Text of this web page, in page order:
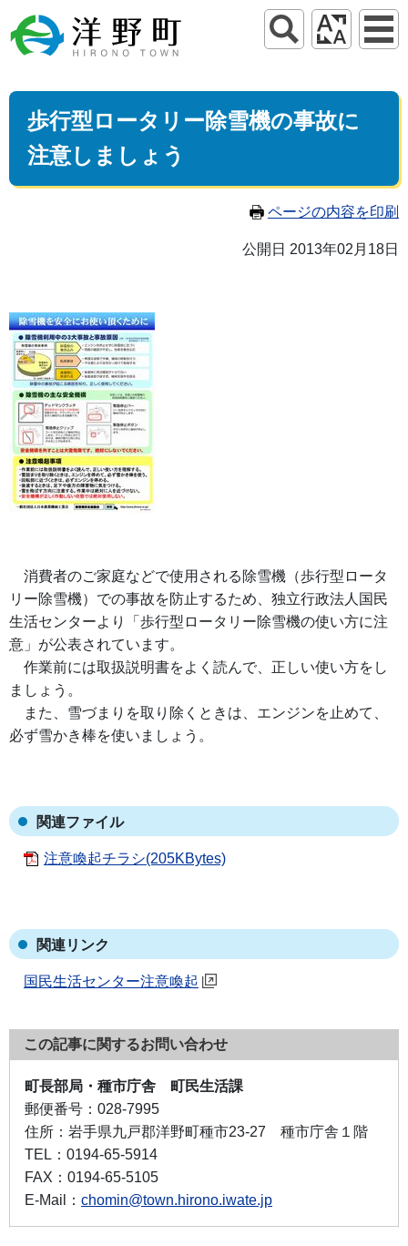
歩行型ロータリー除雪機の事故に
注意しましょう
ページの内容を印刷
公開日 2013年02月18日
消費者のご家庭などで使用される除雪機（歩行型ロータ
リー除雪機）での事故を防止するため、独立行政法人国民
生活センターより「歩行型ロータリー除雪機の使い方に注
意」が公表されています。
作業前には取扱説明書をよく読んで、正しい使い方をし
ましょう。
また、雪づまりを取り除くときは、エンジンを止めて、
必ず雪かき棒を使いましょう。
関連ファイル
注意喚起チラシ(205KBytes)
関連リンク
国民生活センター注意喚起
この記事に関するお問い合わせ
町長部局・種市庁舎 町民生活課
郵便番号： 028-7995
住所： 岩手県九戸郡洋野町種市23-27 種市庁舎１階
TEL： 0194-65-5914
FAX： 0194-65-5105
E-Mail： chomin@town.hirono.iwate.jp